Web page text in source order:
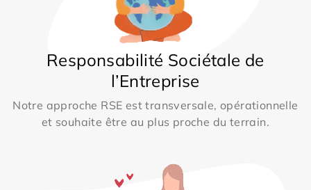
Responsabilité Sociétale de
l’Entreprise
Notre approche RSE est transversale, opérationnelle
et souhaite être au plus proche du terrain.